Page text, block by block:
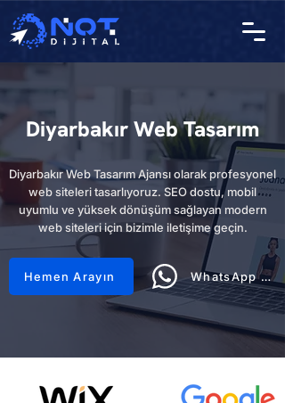
Diyarbakır Web Tasarım
Diyarbakır Web Tasarım Ajansı olarak profesyonel
web siteleri tasarlıyoruz. SEO dostu, mobil
uyumlu ve yüksek dönüşüm sağlayan modern
web siteleri için bizimle iletişime geçin.
Hemen Arayın WhatsApp Hattı